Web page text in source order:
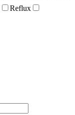
Reflux